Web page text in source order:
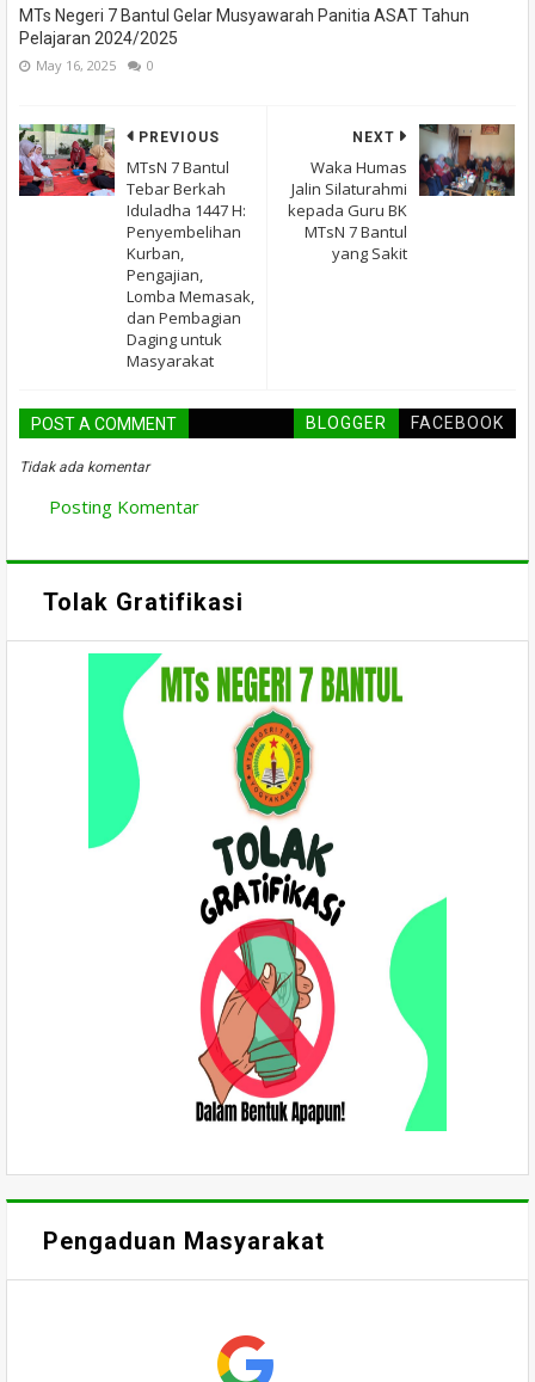
MTs Negeri 7 Bantul Gelar Musyawarah Panitia ASAT Tahun
Pelajaran 2024/2025
May 16, 2025 0
NEXT
Waka Humas
Jalin Silaturahmi
kepada Guru BK
MTsN 7 Bantul
yang Sakit
PREVIOUS
MTsN 7 Bantul
Tebar Berkah
Iduladha 1447 H:
Penyembelihan
Kurban,
Pengajian,
Lomba Memasak,
dan Pembagian
Daging untuk
Masyarakat
POST A COMMENT BLOGGER FACEBOOK
Tidak ada komentar
Posting Komentar
Tolak Gratifikasi
Pengaduan Masyarakat